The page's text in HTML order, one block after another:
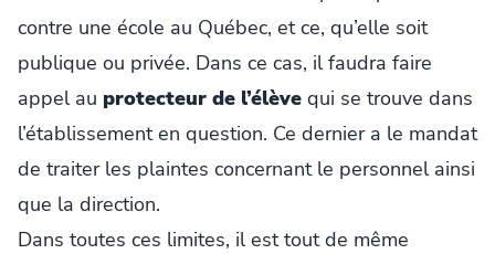
contre une école au Québec, et ce, qu’elle soit
publique ou privée. Dans ce cas, il faudra faire
appel au protecteur de l’élève qui se trouve dans
l’établissement en question. Ce dernier a le mandat
de traiter les plaintes concernant le personnel ainsi
que la direction.
Dans toutes ces limites, il est tout de même